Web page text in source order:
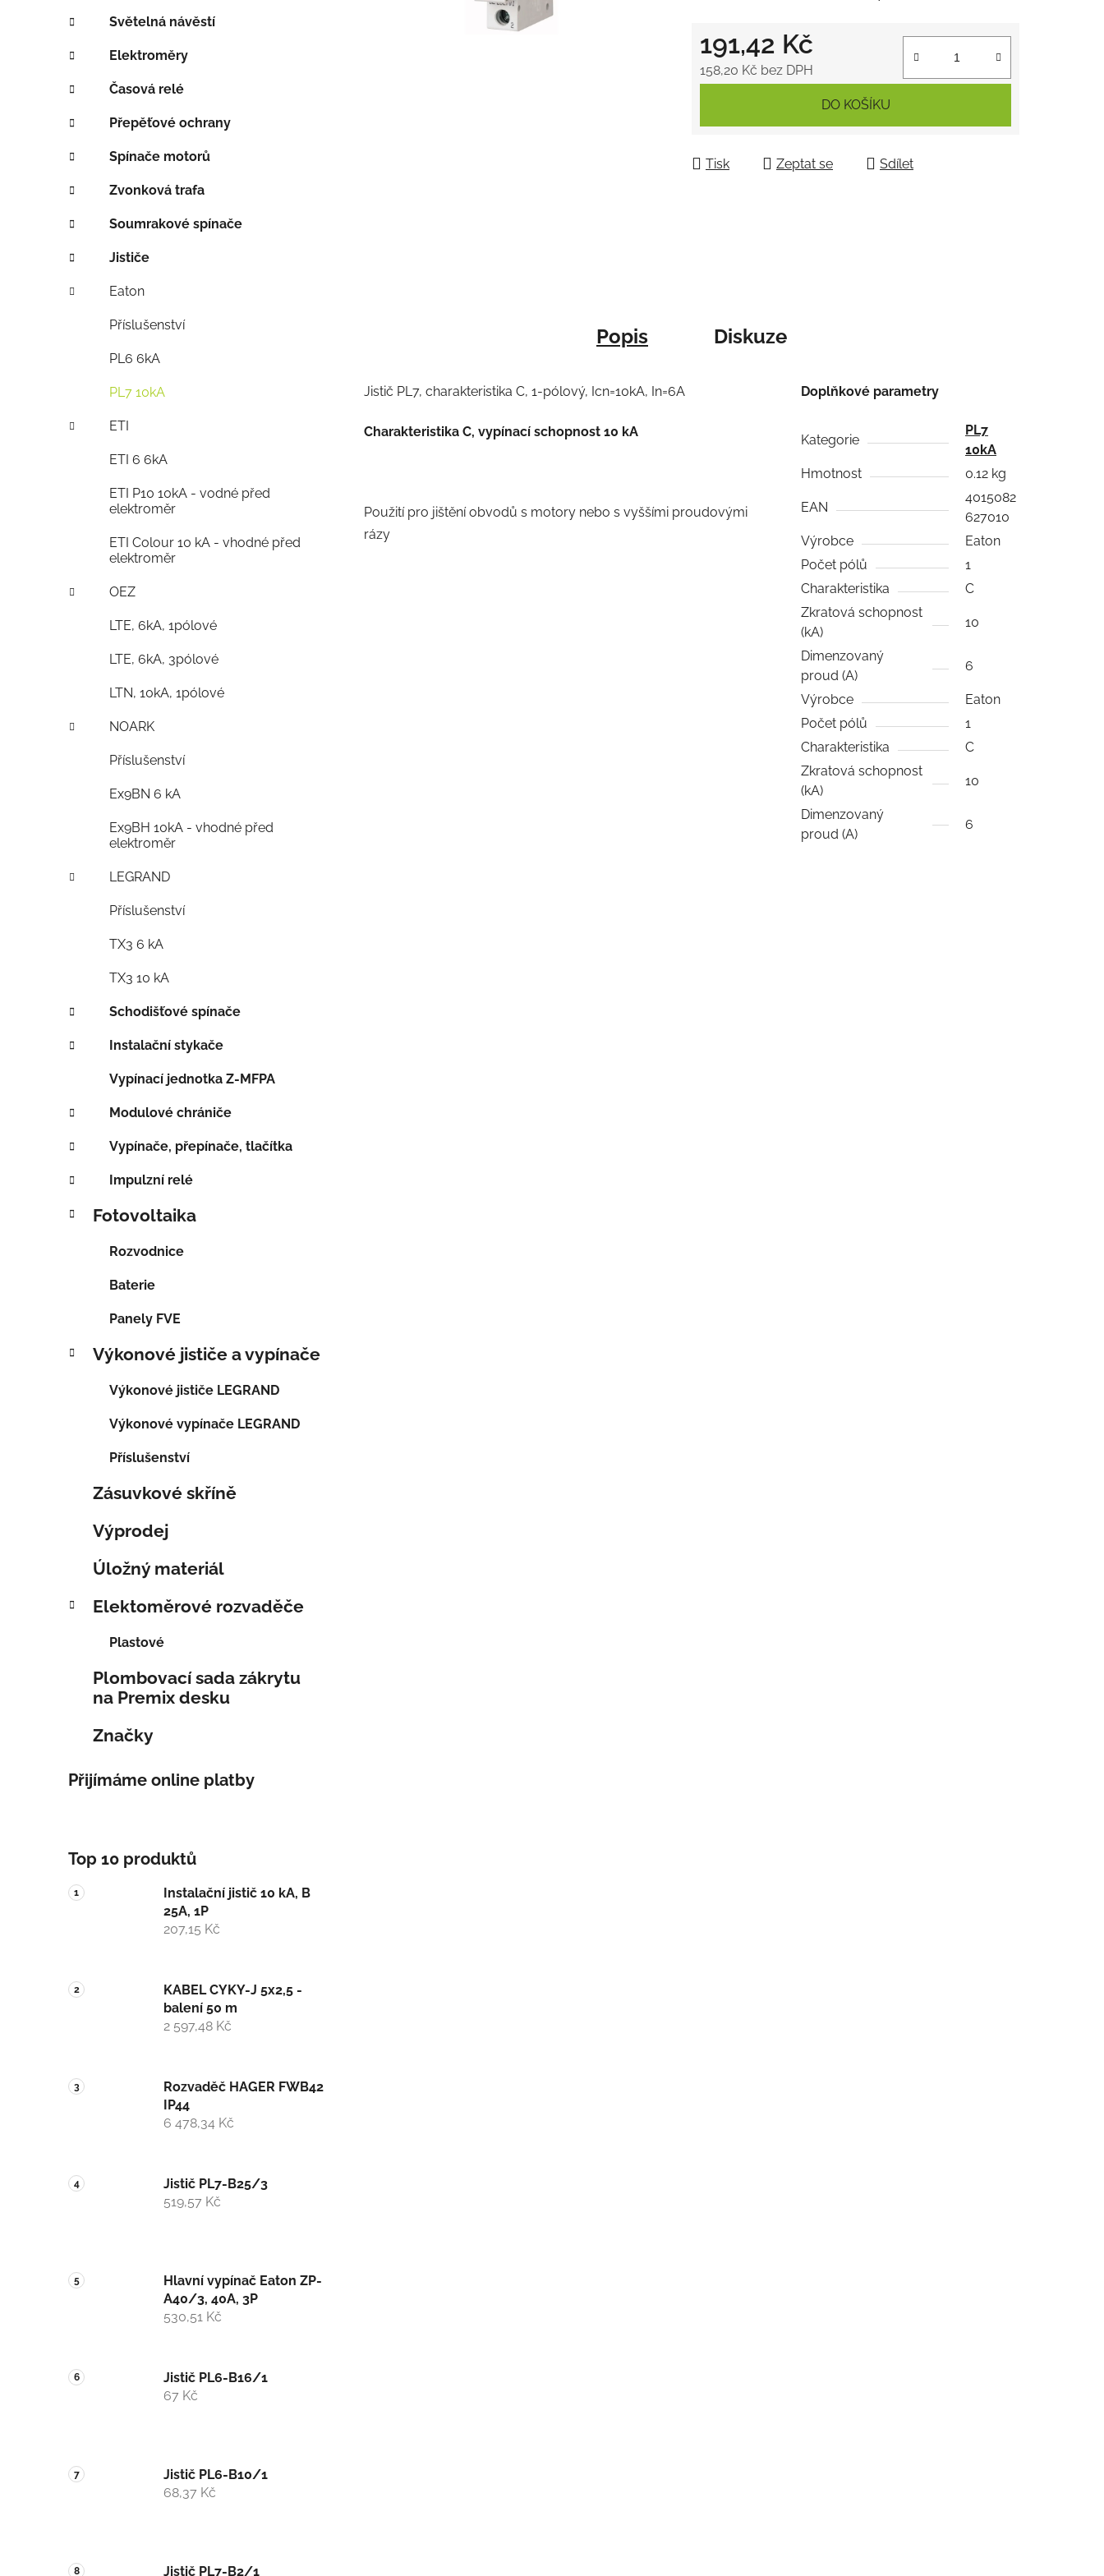
p
a
e
Světelná návěstí
Elektroměry
Časová relé
Přepěťové ochrany
Spínače motorů
Zvonková trafa
Soumrakové spínače
Jističe
Eaton
Příslušenství
PL6 6kA
PL7 10kA
ETI
ETI 6 6kA
ETI P10 10kA - vodné před
elektroměr
ETI Colour 10 kA - vhodné před
elektroměr
OEZ
LTE, 6kA, 1pólové
LTE, 6kA, 3pólové
LTN, 10kA, 1pólové
NOARK
Příslušenství
Ex9BN 6 kA
Ex9BH 10kA - vhodné před
elektroměr
LEGRAND
Příslušenství
TX3 6 kA
TX3 10 kA
Schodišťové spínače
Instalační stykače
Vypínací jednotka Z-MFPA
Modulové chrániče
Vypínače, přepínače, tlačítka
Impulzní relé
Fotovoltaika
Rozvodnice
Baterie
Panely FVE
Výkonové jističe a vypínače
Výkonové jističe LEGRAND
Výkonové vypínače LEGRAND
Příslušenství
Zásuvkové skříně
Výprodej
Úložný materiál
Elektoměrové rozvaděče
Plastové
Plombovací sada zákrytu
na Premix desku
Značky
Přijímáme online platby
Top 10 produktů
Instalační jistič 10 kA, B
25A, 1P
207,15 Kč
KABEL CYKY-J 5x2,5 -
balení 50 m
2 597,48 Kč
Rozvaděč HAGER FWB42
IP44
6 478,34 Kč
Jistič PL7-B25/3
519,57 Kč
Hlavní vypínač Eaton ZP-
A40/3, 40A, 3P
530,51 Kč
Jistič PL6-B16/1
67 Kč
Jistič PL6-B10/1
68,37 Kč
Jistič PL7-B2/1
hvězdiček.
191,42 Kč
158,20 Kč bez DPH
DO KOŠÍKU
Tisk Zeptat se Sdílet
Popis Diskuze
Jistič PL7, charakteristika C, 1-pólový, Icn=10kA, In=6A
Charakteristika C, vypínací schopnost 10 kA
Použití pro jištění obvodů s motory nebo s vyššími proudovými
rázy
Doplňkové parametry
Kategorie
PL7
10kA
Hmotnost
0.12 kg
EAN
4015082
627010
Výrobce
Eaton
Počet pólů
1
Charakteristika
C
Zkratová schopnost
(kA)
10
Dimenzovaný
proud (A)
6
Výrobce
Eaton
Počet pólů
1
Charakteristika
C
Zkratová schopnost
(kA)
10
Dimenzovaný
proud (A)
6